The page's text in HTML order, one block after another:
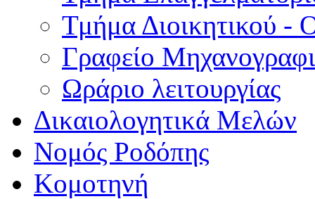
Τμήμα Διοικητικού -
Γραφείο
Ωράριο λειτουργίας
Δικαιολογητικά Μελών
Νομός Ροδόπης
Κομοτηνή